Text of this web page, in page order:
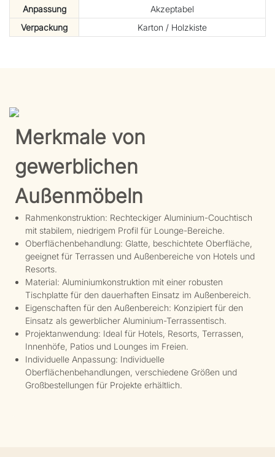
Anpassung
Akzeptabel
Verpackung
Karton / Holzkiste
Merkmale von
gewerblichen
Außenmöbeln
Rahmenkonstruktion: Rechteckiger Aluminium-Couchtisch
mit stabilem, niedrigem Profil für Lounge-Bereiche.
Oberflächenbehandlung: Glatte, beschichtete Oberfläche,
geeignet für Terrassen und Außenbereiche von Hotels und
Resorts.
Material: Aluminiumkonstruktion mit einer robusten
Tischplatte für den dauerhaften Einsatz im Außenbereich.
Eigenschaften für den Außenbereich: Konzipiert für den
Einsatz als gewerblicher Aluminium-Terrassentisch.
Projektanwendung: Ideal für Hotels, Resorts, Terrassen,
Innenhöfe, Patios und Lounges im Freien.
Individuelle Anpassung: Individuelle
Oberflächenbehandlungen, verschiedene Größen und
Großbestellungen für Projekte erhältlich.